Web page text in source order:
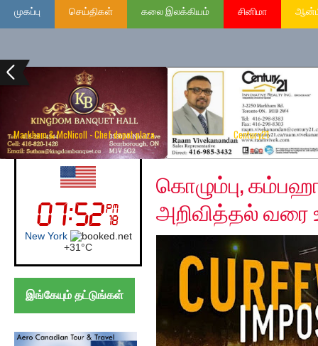
முகப்பு செய்திகள் கலை இலக்கியம் சினிமா
Markham & McNicoll - Chef depot plaza Century21
UK (London)
London
+27°C
இங்கேயும் தட்டுங்கள்
Monday, May 11, 2020
கொழும்பு,
அறிவித்தல் வரை